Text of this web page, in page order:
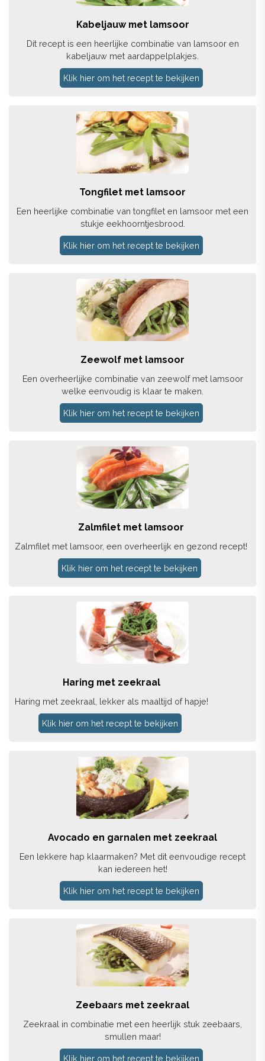
Kabeljauw met lamsoor
Dit recept is een heerlijke combinatie van lamsoor en
kabeljauw met aardappelplakjes.
Klik hier om het recept te bekijken
Tongfilet met lamsoor
Een heerlijke combinatie van tongfilet en lamsoor met een
stukje eekhoorntjesbrood.
Klik hier om het recept te bekijken
Zeewolf met lamsoor
Een overheerlijke combinatie van zeewolf met lamsoor
welke eenvoudig is klaar te maken.
Klik hier om het recept te bekijken
Zalmfilet met lamsoor
Zalmfilet met lamsoor, een overheerlijk en gezond recept!
Klik hier om het recept te bekijken
Haring met zeekraal
Haring met zeekraal, lekker als maaltijd of hapje!
Klik hier om het recept te bekijken
Avocado en garnalen met zeekraal
Een lekkere hap klaarmaken? Met dit eenvoudige recept
kan iedereen het!
Klik hier om het recept te bekijken
Zeebaars met zeekraal
Zeekraal in combinatie met een heerlijk stuk zeebaars,
smullen maar!
Klik hier om het recept te bekijken